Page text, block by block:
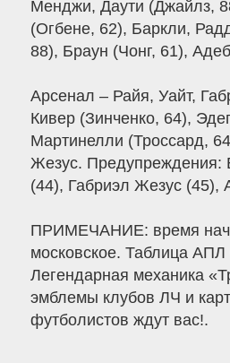
Менджи, Даути (Джайлз,
(Огбене, 62), Баркли,
88), Браун (Чонг, 61),
Арсенал – Райя, Уайт,
Кивер (Зинченко, 64),
Мартинелли (Троссард,
Жезус. Предупреждения:
(44), Габриэл Жезус (45),
ПРИМЕЧАНИЕ: время
московское. Таблица
Легендарная механика
эмблемы клубов ЛЧ и
футболистов ждут вас!.